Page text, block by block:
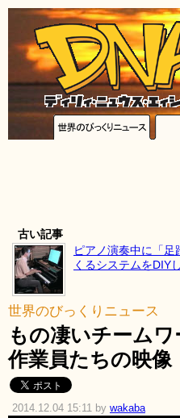
古い記事
ピアノ演奏中に「足
くるシステムをDIY
世界のびっくりニュース
もの凄いチーム
作業員たちの映像
2014.12.04 15:11 by wakaba